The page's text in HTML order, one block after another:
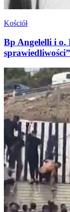
Kościół
Bp Angelelli i o.